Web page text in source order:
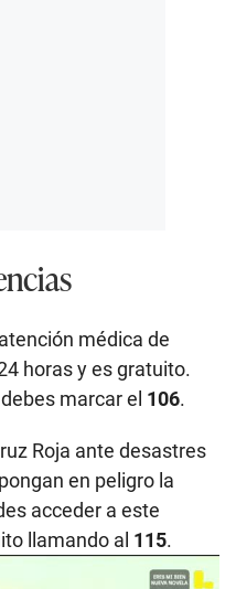
médica de
horas y es gratuito.
marcar el 106.
Roja ante desastres
en peligro la
acceder a este
llamando al 115.